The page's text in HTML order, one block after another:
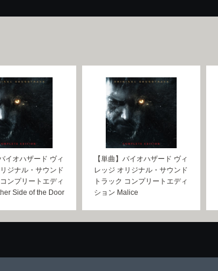
イオハザード ヴィ
ジナル・サウンド
ンプリートエディ
Side of the Door
【単曲】バイオハザード ヴィ
レッジ オリジナル・サウンド
トラック コンプリートエディ
ション Malice